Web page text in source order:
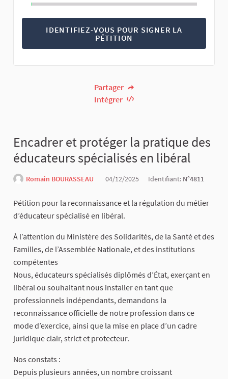
IDENTIFIEZ-VOUS POUR SIGNER LA
PÉTITION
Partager
Intégrer
Encadrer et protéger la pratique des
éducateurs spécialisés en libéral
Romain BOURASSEAU 04/12/2025 Identifiant: N°4811
Pétition pour la reconnaissance et la régulation du métier
d’éducateur spécialisé en libéral.
À l’attention du Ministère des Solidarités, de la Santé et des
Familles, de l’Assemblée Nationale, et des institutions
compétentes
Nous, éducateurs spécialisés diplômés d’État, exerçant en
libéral ou souhaitant nous installer en tant que
professionnels indépendants, demandons la
reconnaissance officielle de notre profession dans ce
mode d’exercice, ainsi que la mise en place d’un cadre
juridique clair, strict et protecteur.
Nos constats :
Depuis plusieurs années, un nombre croissant